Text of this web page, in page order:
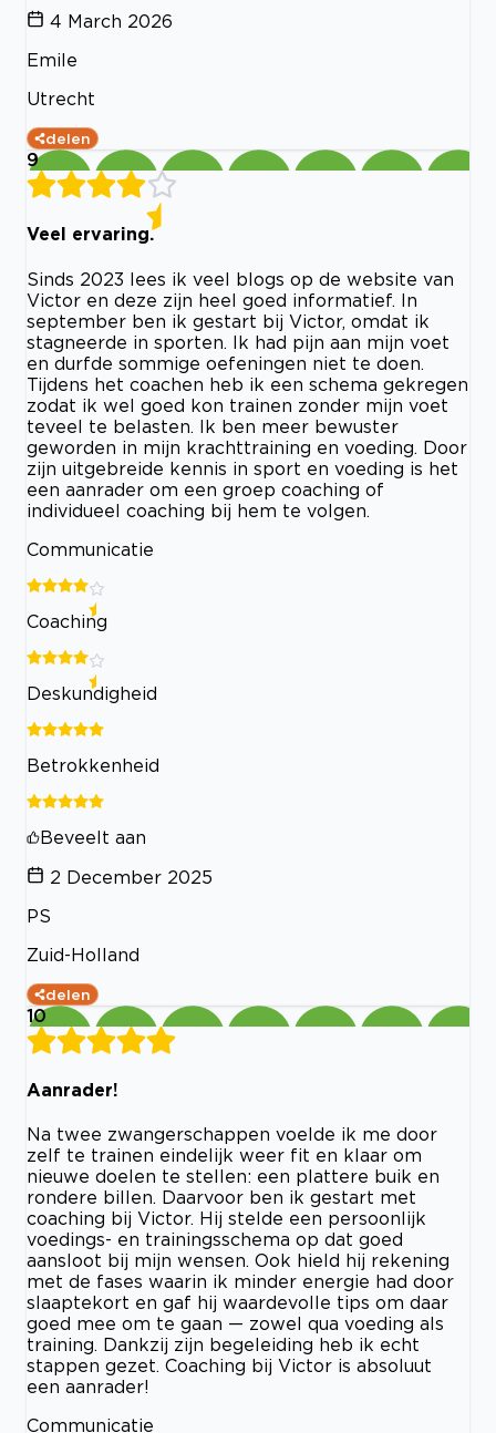
4 March 2026
Emile
Utrecht
delen
9
Veel ervaring.
Sinds 2023 lees ik veel blogs op de website van
Victor en deze zijn heel goed informatief. In
september ben ik gestart bij Victor, omdat ik
stagneerde in sporten. Ik had pijn aan mijn voet
en durfde sommige oefeningen niet te doen.
Tijdens het coachen heb ik een schema gekregen
zodat ik wel goed kon trainen zonder mijn voet
teveel te belasten. Ik ben meer bewuster
geworden in mijn krachttraining en voeding. Door
zijn uitgebreide kennis in sport en voeding is het
een aanrader om een groep coaching of
individueel coaching bij hem te volgen.
Communicatie
Coaching
Deskundigheid
Betrokkenheid
Beveelt aan
2 December 2025
PS
Zuid-Holland
delen
10
Aanrader!
Na twee zwangerschappen voelde ik me door
zelf te trainen eindelijk weer fit en klaar om
nieuwe doelen te stellen: een plattere buik en
rondere billen. Daarvoor ben ik gestart met
coaching bij Victor. Hij stelde een persoonlijk
voedings- en trainingsschema op dat goed
aansloot bij mijn wensen. Ook hield hij rekening
met de fases waarin ik minder energie had door
slaaptekort en gaf hij waardevolle tips om daar
goed mee om te gaan — zowel qua voeding als
training. Dankzij zijn begeleiding heb ik echt
stappen gezet. Coaching bij Victor is absoluut
een aanrader!
Communicatie